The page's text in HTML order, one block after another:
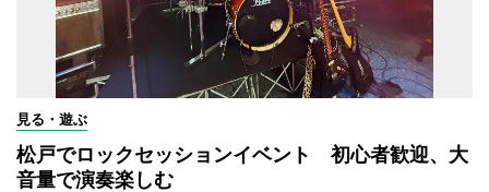
見る・遊ぶ
松戸でロックセッションイベント 初心者歓迎、大
音量で演奏楽しむ